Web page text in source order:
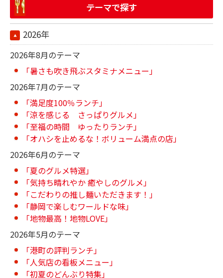
テーマで探す
2026年
2026年8月のテーマ
「暑さも吹き飛ぶスタミナメニュー」
2026年7月のテーマ
「満足度100％ランチ」
「涼を感じる さっぱりグルメ」
「至福の時間 ゆったりランチ」
「オハシを止めるな！ボリューム満点の店」
2026年6月のテーマ
「夏のグルメ特選」
「気持ち晴れやか 癒やしのグルメ」
「こだわりの推し麺いただきます！」
「静岡で楽しむワールドな味」
「地物最高！地物LOVE」
2026年5月のテーマ
「港町の評判ランチ」
「人気店の看板メニュー」
「初夏のどんぶり特集」